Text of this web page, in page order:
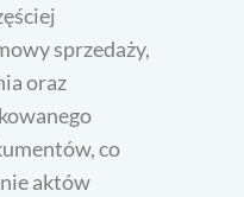
sprzedaży,
oraz
co
aktów